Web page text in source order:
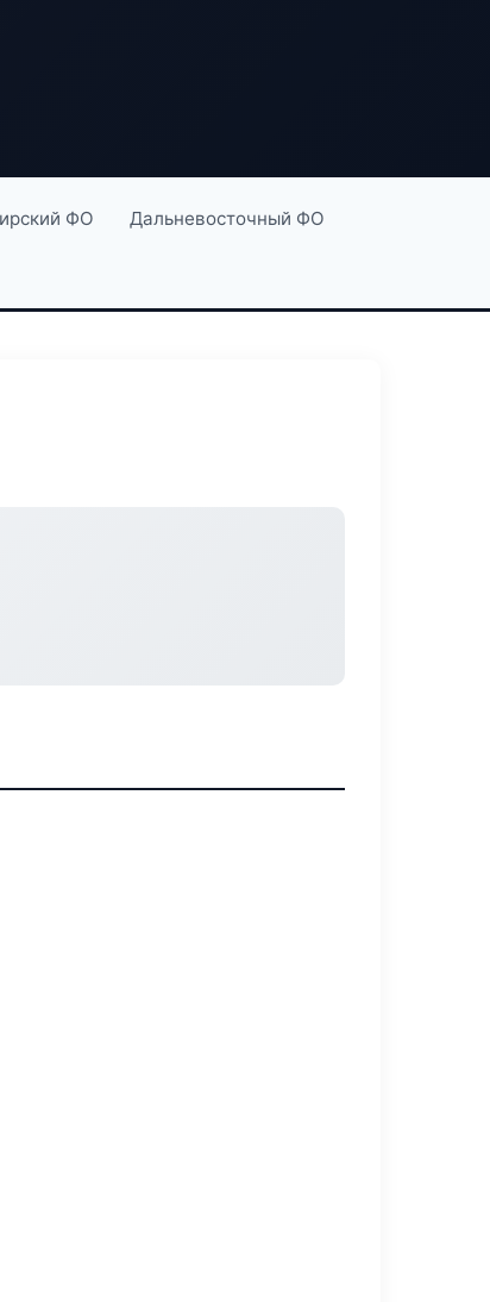
ФО Дальневосточный ФО